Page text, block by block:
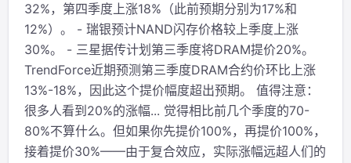
32%，第四季度上涨18%（此前预期分别为17%和
12%）。 - 瑞银预计NAND闪存价格较上季度上涨
30%。 - 三星据传计划第三季度将DRAM提价20%。
TrendForce近期预测第三季度DRAM合约价环比上涨
13%-18%，因此这个提价幅度超出预期。 值得注意：
很多人看到20%的涨幅... 觉得相比前几个季度的70-
80%不算什么。但如果你先提价100%，再提价100%，
接着提价30%——由于复合效应，实际涨幅远超人们的